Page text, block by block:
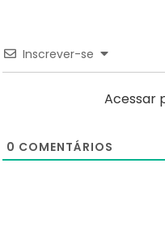
Inscrever-se
Acessar
0 COMENTÁRIOS